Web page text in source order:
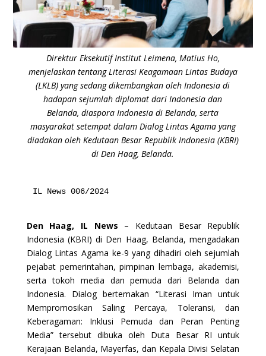
Direktur Eksekutif Institut Leimena, Matius Ho,
menjelaskan tentang Literasi Keagamaan Lintas Budaya
(LKLB) yang sedang dikembangkan oleh Indonesia di
hadapan sejumlah diplomat dari Indonesia dan
Belanda, diaspora Indonesia di Belanda, serta
masyarakat setempat dalam Dialog Lintas Agama yang
diadakan oleh Kedutaan Besar Republik Indonesia (KBRI)
di Den Haag, Belanda.
IL News 006/2024
Den Haag, IL News
– Kedutaan Besar Republik
Indonesia (KBRI) di Den Haag, Belanda, mengadakan
Dialog Lintas Agama ke-9 yang dihadiri oleh sejumlah
pejabat pemerintahan, pimpinan lembaga, akademisi,
serta tokoh media dan pemuda dari Belanda dan
Indonesia. Dialog bertemakan “Literasi Iman untuk
Mempromosikan Saling Percaya, Toleransi, dan
Keberagaman: Inklusi Pemuda dan Peran Penting
Media” tersebut dibuka oleh Duta Besar RI untuk
Kerajaan Belanda, Mayerfas, dan Kepala Divisi Selatan